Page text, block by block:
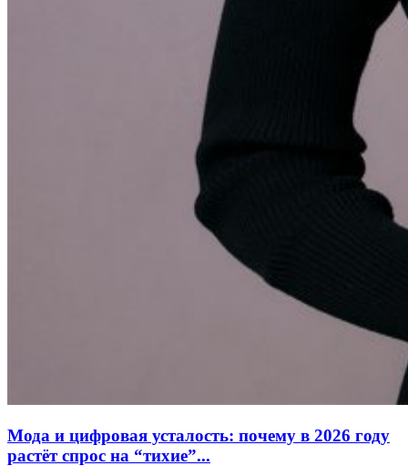
Мода и цифровая усталость: почему в 2026 году
растёт спрос на “тихие”...